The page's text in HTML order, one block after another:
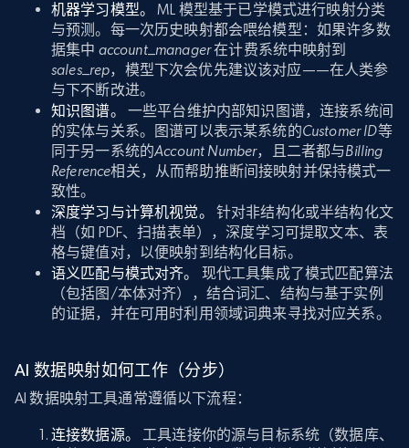
机器学习模型。
ML 模型基于已学模式进行映射分类
与预测。每一次历史映射都会喂给模型：如果许多数
据集中 account_manager在计费系统中映射到
sales_rep，模型下次会优先建议该对应——在人类参
与下不断改进。
知识图谱。
一些平台维护内部知识图谱，连接系统间
的实体与关系。图谱可以表示某系统的Customer ID等
同于另一系统的Account Number，且二者都与Billing
Reference相关，从而帮助推断间接映射并保持模式一
致性。
深度学习与计算机视觉。
针对非结构化或半结构化文
档（如 PDF、扫描表单），深度学习可提取文本、表
格与键值对，以便映射到结构化目标。
语义匹配与模式对齐。
现代工具集成了模式匹配算法
（包括图/本体对齐），结合词汇、结构与基于实例
的证据，并在可用时利用领域词典来寻找对应关系。
AI 数据映射如何工作（分步）
AI 数据映射工具通常遵循以下流程：
连接数据源。
工具连接你的源与目标系统（数据库、